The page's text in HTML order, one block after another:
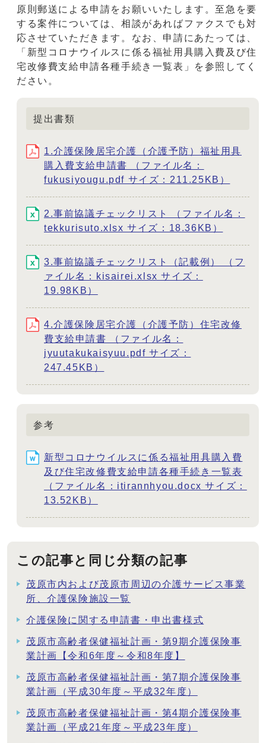
原則郵送による申請をお願いいたします。至急を要
する案件については、相談があればファクスでも対
応させていただきます。なお、申請にあたっては、
「新型コロナウイルスに係る福祉用具購入費及び住
宅改修費支給申請各種手続き一覧表」を参照してく
ださい。
提出書類
1.介護保険居宅介護（介護予防）福祉用具
購入費支給申請書 （ファイル名：
fukusiyougu.pdf サイズ：211.25KB）
2.事前協議チェックリスト （ファイル名：
tekkurisuto.xlsx サイズ：18.36KB）
3.事前協議チェックリスト（記載例） （フ
ァイル名：kisairei.xlsx サイズ：
19.98KB）
4.介護保険居宅介護（介護予防）住宅改修
費支給申請書 （ファイル名：
jyuutakukaisyuu.pdf サイズ：
247.45KB）
参考
新型コロナウイルスに係る福祉用具購入費
及び住宅改修費支給申請各種手続き一覧表
（ファイル名：itirannhyou.docx サイズ：
13.52KB）
この記事と同じ分類の記事
茂原市内および茂原市周辺の介護サービス事業
所、介護保険施設一覧
介護保険に関する申請書・申出書様式
茂原市高齢者保健福祉計画・第9期介護保険事
業計画【令和6年度～令和8年度】
茂原市高齢者保健福祉計画・第7期介護保険事
業計画（平成30年度～平成32年度）
茂原市高齢者保健福祉計画・第4期介護保険事
業計画（平成21年度～平成23年度）